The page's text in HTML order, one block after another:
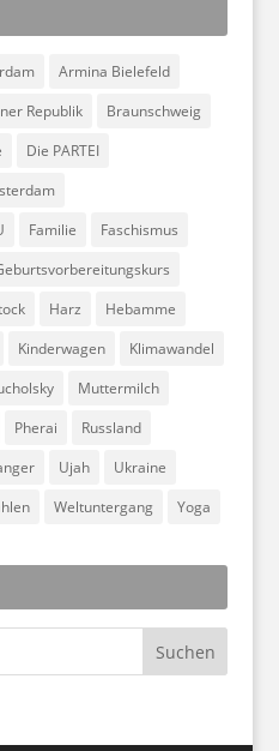
Armina Bielefeld
Republik
Braunschweig
Die PARTEI
Familie
Faschismus
Harz
Hebamme
Kinderwagen
Klimawandel
Muttermilch
Pherai
Russland
Ujah
Ukraine
Weltuntergang Yoga